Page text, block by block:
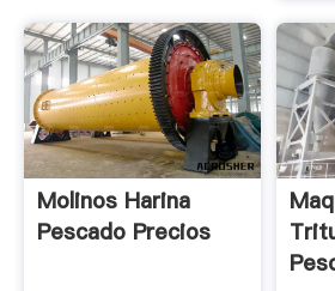
Molinos Harina
Pescado Precios